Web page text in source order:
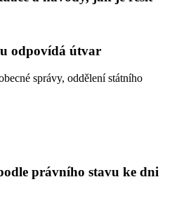
odpovídá útvar
správy, oddělení státního
právního stavu ke dni